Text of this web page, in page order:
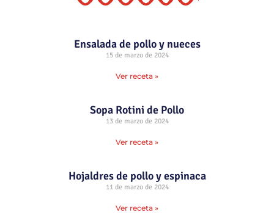
Ensalada de pollo y nueces
15 de marzo de 2024
Ver receta »
Sopa Rotini de Pollo
13 de marzo de 2024
Ver receta »
Hojaldres de pollo y espinaca
11 de marzo de 2024
Ver receta »